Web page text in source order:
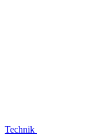
Technik